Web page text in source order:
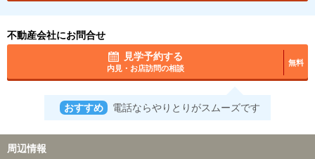
不動産会社にお問合せ
見学予約する
内見・お店訪問の相談
無料
おすすめ 電話ならやりとりがスムーズです
周辺情報